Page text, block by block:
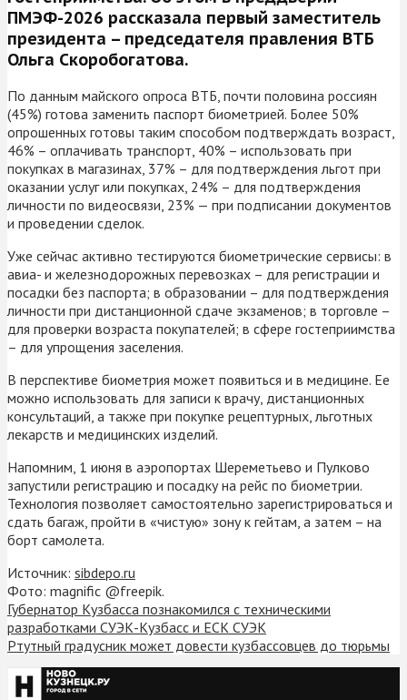
ПМЭФ-2026 рассказала первый заместитель
президента – председателя правления ВТБ
Ольга Скоробогатова.
По данным майского опроса ВТБ, почти половина россиян
(45%) готова заменить паспорт биометрией. Более 50%
опрошенных готовы таким способом подтверждать возраст,
46% – оплачивать транспорт, 40% – использовать при
покупках в магазинах, 37% – для подтверждения льгот при
оказании услуг или покупках, 24% – для подтверждения
личности по видеосвязи, 23% — при подписании документов
и проведении сделок.
Уже сейчас активно тестируются биометрические сервисы: в
авиа- и железнодорожных перевозках – для регистрации и
посадки без паспорта; в образовании – для подтверждения
личности при дистанционной сдаче экзаменов; в торговле –
для проверки возраста покупателей; в сфере гостеприимства
– для упрощения заселения.
В перспективе биометрия может появиться и в медицине. Ее
можно использовать для записи к врачу, дистанционных
консультаций, а также при покупке рецептурных, льготных
лекарств и медицинских изделий.
Напомним, 1 июня в аэропортах Шереметьево и Пулково
запустили регистрацию и посадку на рейс по биометрии.
Технология позволяет самостоятельно зарегистрироваться и
сдать багаж, пройти в «чистую» зону к гейтам, а затем – на
борт самолета.
Источник: sibdepo.ru
Фото: magnific @freepik.
Губернатор Кузбасса познакомился с техническими
разработками СУЭК-Кузбасс и ЕСК СУЭК
Ртутный градусник может довести кузбассовцев до тюрьмы